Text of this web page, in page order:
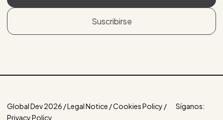
Suscribirse
Global Dev 2026 / Legal Notice / Cookies Policy /
Privacy Policy
Síganos: